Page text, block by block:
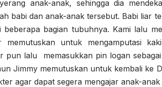
anak-anak, sehingga dia
babi dan anak-anak tersebut. Babi liar
bagian tubuhnya. Kami lalu
memutuskan untuk mengamputasi
pun lalu memasukkan pin logan
Jimmy memutuskan untuk kembali ke
agar dapat segera mengajar anak-anak